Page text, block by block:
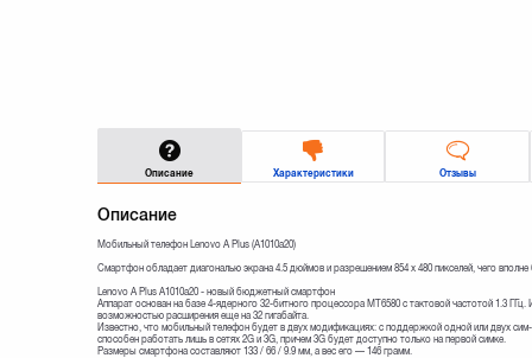
Описание Характеристики Отзывы
Описание
Мобильный телефон Lenovo A Plus (A1010a20)
Смартфон обладает диагональю экрана 4.5 дюймов и разрешением 854 x 480 пикселей, чего
Lenovo A Plus A1010a20 - новый бюджетный смартфон
Аппарат основан на базе 4-ядерного 32-битного процессора MT6580 с тактовой частотой 1.3 ГГц.
возможностью расширения еще на 32 гигабайта.
Известно, что мобильный телефон будет в двух модификациях: с поддержкой одной или двух
способен работать лишь в сетях 2G и 3G, причем 3G будет доступно только на первой симке.
Размеры смартфона составляют 133 / 66 / 9.9 мм, а вес его — 146 грамм.